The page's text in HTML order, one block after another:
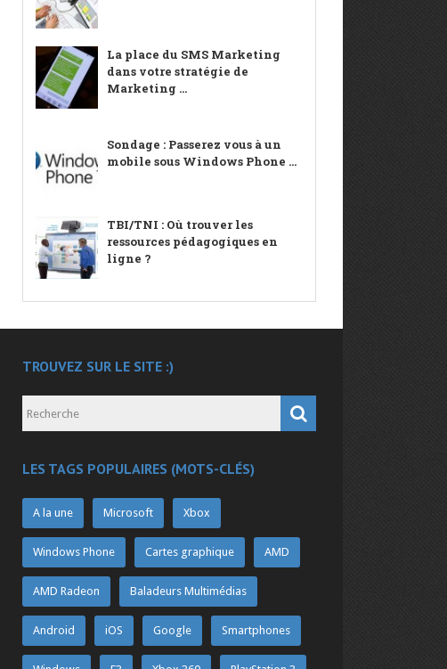
La place du SMS Marketing
dans votre stratégie de
Marketing ...
Sondage : Passerez vous à un
mobile sous Windows Phone ...
TBI/TNI : Où trouver les
ressources pédagogiques en
ligne ?
TROUVEZ SUR LE SITE :)
LES TAGS POPULAIRES (MOTS-CLÉS)
A la une Microsoft Xbox
Windows Phone Cartes graphique AMD
AMD Radeon Baladeurs Multimédias
Android iOS Google Smartphones